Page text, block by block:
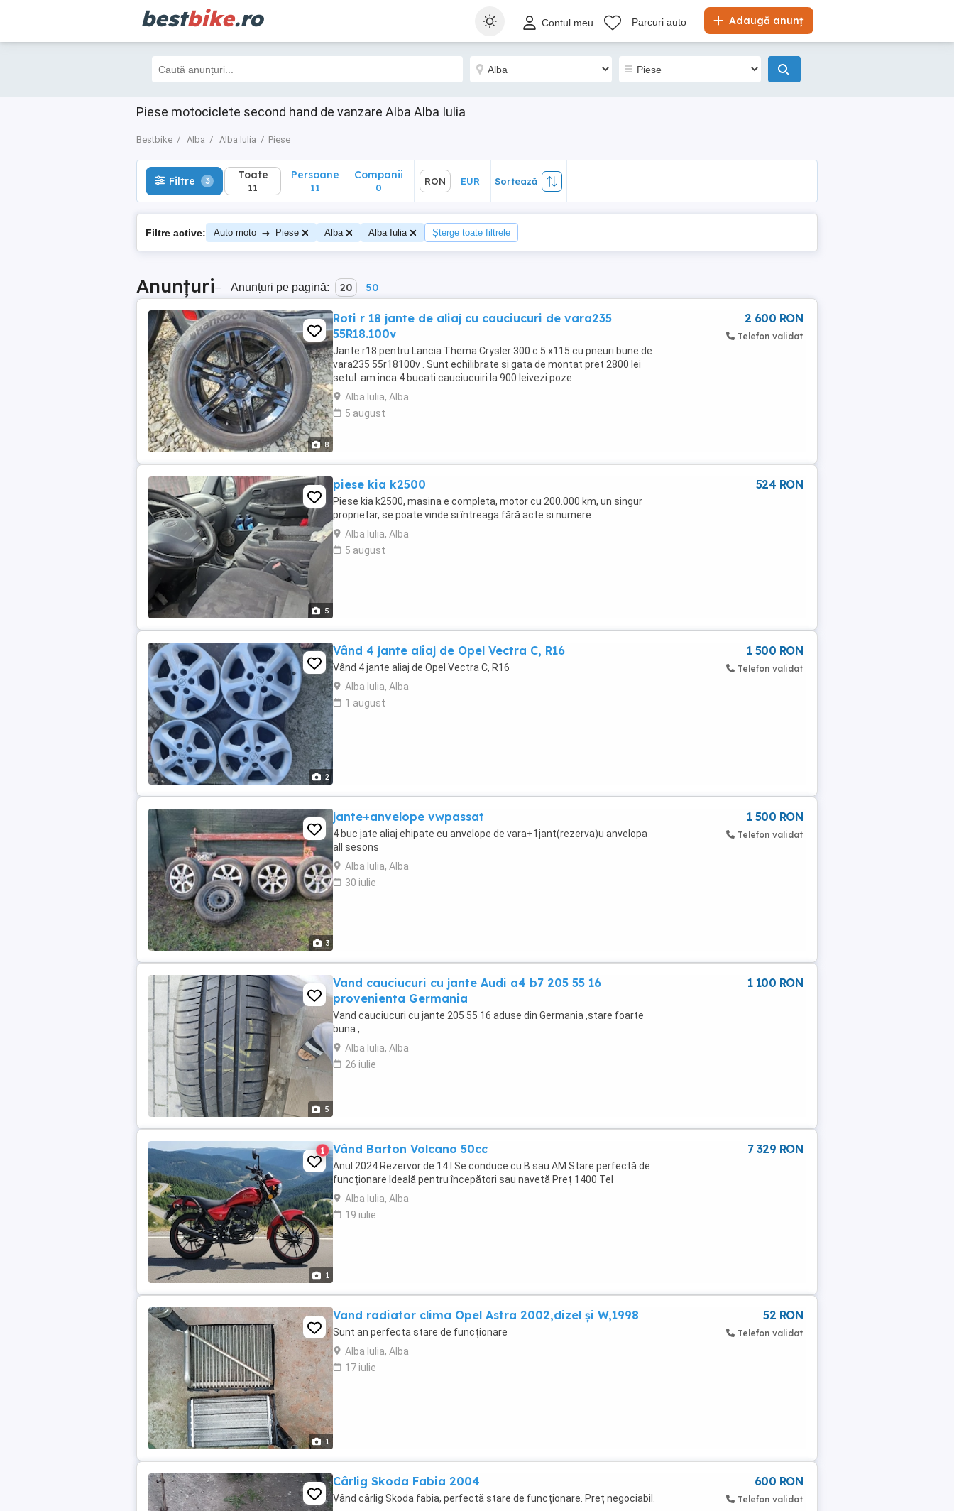
bestbike.ro Adaugă anunț
Contul meu Parcuri auto
Piese motociclete second hand de vanzare Alba Alba Iulia
Bestbike Alba Alba Iulia Piese
Filtre 3 Toate
11
Sortează
Filtre 3 Toate
11
Persoane
11
Companii
0
RON EUR Sortează
Filtre active: Auto moto → Piese Alba Alba Iulia Șterge toate filtrele
Anunțuri– Anunțuri pe pagină: 20 50
8
Roti r 18 jante de aliaj cu cauciucuri de vara235
55R18.100v
Jante r18 pentru Lancia Thema Crysler 300 c 5 x115 cu pneuri bune de
vara235 55r18100v . Sunt echilibrate si gata de montat pret 2800 lei
setul .am inca 4 bucati cauciucuiri la 900 leivezi poze
Alba Iulia, Alba
5 august
2 600 RON
Telefon validat
5
piese kia k2500
Piese kia k2500, masina e completa, motor cu 200.000 km, un singur
proprietar, se poate vinde si întreaga fără acte si numere
Alba Iulia, Alba
5 august
524 RON
2
Vând 4 jante aliaj de Opel Vectra C, R16
Vând 4 jante aliaj de Opel Vectra C, R16
Alba Iulia, Alba
1 august
1 500 RON
Telefon validat
3
jante+anvelope vwpassat
4 buc jate aliaj ehipate cu anvelope de vara+1jant(rezerva)u anvelopa
all sesons
Alba Iulia, Alba
30 iulie
1 500 RON
Telefon validat
5
Vand cauciucuri cu jante Audi a4 b7 205 55 16
provenienta Germania
Vand cauciucuri cu jante 205 55 16 aduse din Germania ,stare foarte
buna ,
Alba Iulia, Alba
26 iulie
1 100 RON
1
1 Vând Barton Volcano 50cc
Anul 2024 Rezervor de 14 l Se conduce cu B sau AM Stare perfectă de
funcționare Ideală pentru începători sau navetă Preț 1400 Tel
Alba Iulia, Alba
19 iulie
7 329 RON
1
Vand radiator clima Opel Astra 2002,dizel și W,1998
Sunt an perfecta stare de funcționare
Alba Iulia, Alba
17 iulie
52 RON
Telefon validat
Cârlig Skoda Fabia 2004
Vând cârlig Skoda fabia, perfectă stare de funcționare. Preț negociabil.
600 RON
Telefon validat